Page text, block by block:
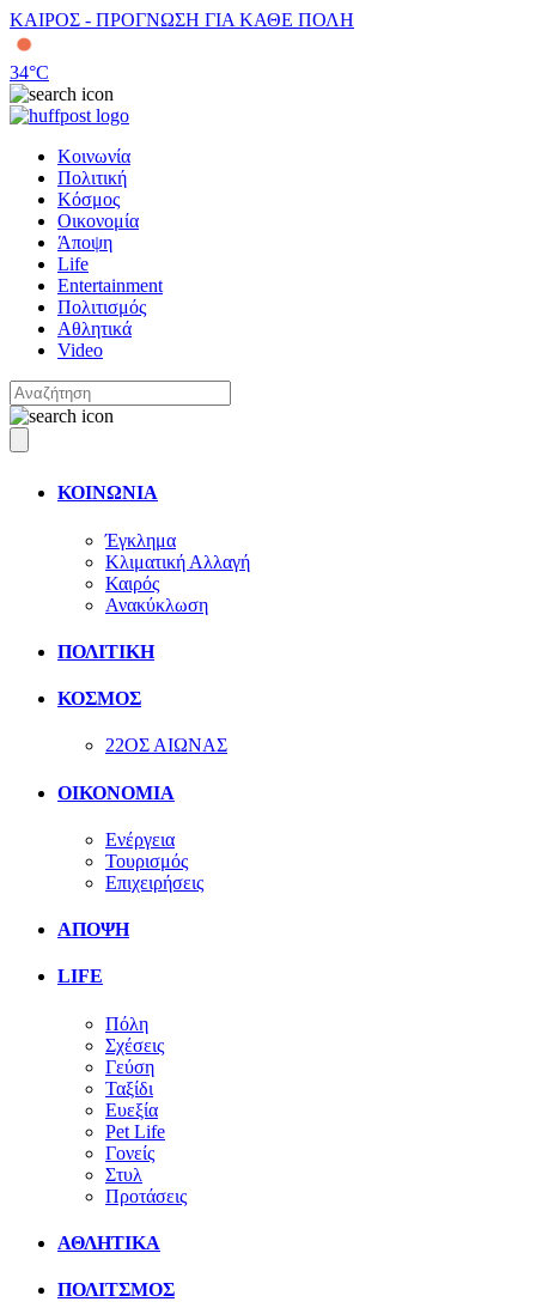
ΚΑΙΡΟΣ - ΠΡΟΓΝΩΣΗ ΓΙΑ ΚΑΘΕ ΠΟΛΗ
34°C
Κοινωνία
Πολιτική
Κόσμος
Οικονομία
Άποψη
Life
Entertainment
Πολιτισμός
Αθλητικά
Video
ΚΟΙΝΩΝΙΑ
Έγκλημα
Κλιματική Αλλαγή
Καιρός
Ανακύκλωση
ΠΟΛΙΤΙΚΗ
ΚΟΣΜΟΣ
22ΟΣ ΑΙΩΝΑΣ
ΟΙΚΟΝΟΜΙΑ
Ενέργεια
Τουρισμός
Επιχειρήσεις
ΑΠΟΨΗ
LIFE
Πόλη
Σχέσεις
Γεύση
Ταξίδι
Ευεξία
Pet Life
Γονείς
Στυλ
Προτάσεις
ΑΘΛΗΤΙΚΑ
ΠΟΛΙΤΣΜΟΣ